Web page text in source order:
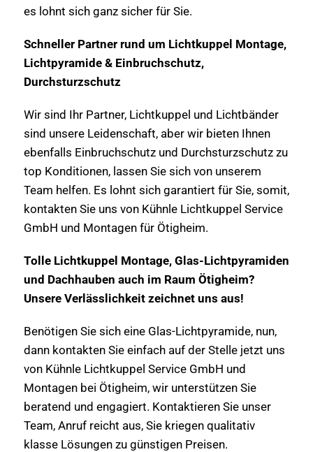
es lohnt sich ganz sicher für Sie.
Schneller Partner rund um Lichtkuppel Montage,
Lichtpyramide & Einbruchschutz,
Durchsturzschutz
Wir sind Ihr Partner, Lichtkuppel und Lichtbänder
sind unsere Leidenschaft, aber wir bieten Ihnen
ebenfalls Einbruchschutz und Durchsturzschutz zu
top Konditionen, lassen Sie sich von unserem
Team helfen. Es lohnt sich garantiert für Sie, somit,
kontakten Sie uns von Kühnle Lichtkuppel Service
GmbH und Montagen für Ötigheim.
Tolle Lichtkuppel Montage, Glas-Lichtpyramiden
und Dachhauben auch im Raum Ötigheim?
Unsere Verlässlichkeit zeichnet uns aus!
Benötigen Sie sich eine Glas-Lichtpyramide, nun,
dann kontakten Sie einfach auf der Stelle jetzt uns
von Kühnle Lichtkuppel Service GmbH und
Montagen bei Ötigheim, wir unterstützen Sie
beratend und engagiert. Kontaktieren Sie unser
Team, Anruf reicht aus, Sie kriegen qualitativ
klasse Lösungen zu günstigen Preisen.